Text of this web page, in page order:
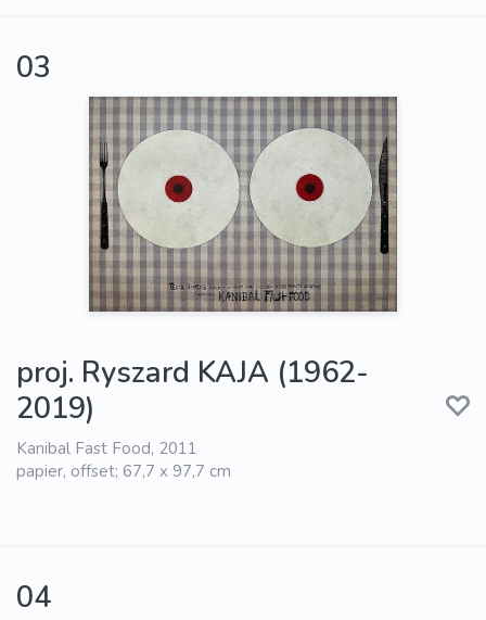
03
proj. Ryszard KAJA (1962-
2019)
Kanibal Fast Food, 2011
papier, offset; 67,7 x 97,7 cm
04